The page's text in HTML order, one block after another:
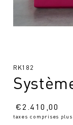
modal
SKU
:
RK182
Prix
normal
€2.410,00
taxes comprises